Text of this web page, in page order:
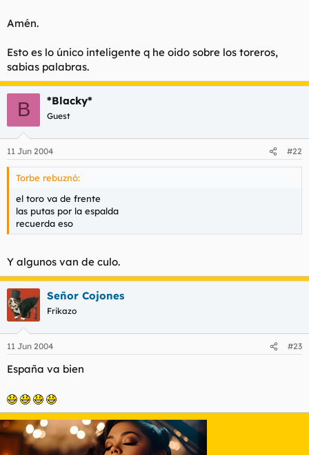
Todo "Gran torero" es un "Gran sádico", un "Gran torturador" y
un "Gran asesino".
A ver si dejan de llamar "Fiesta Nacional" a una barbarie
ridícula y sádica.
Amén.
Esto es lo único inteligente q he oido sobre los toreros,
sabias palabras.
B *Blacky*
Guest
11 Jun 2004 #22
Torbe rebuznó:
el toro va de frente
las putas por la espalda
recuerda eso
Y algunos van de culo.
Señor Cojones
Frikazo
11 Jun 2004 #23
España va bien